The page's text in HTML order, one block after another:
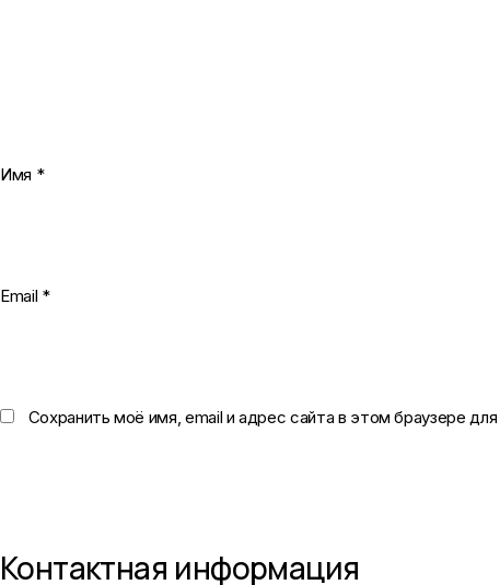
Имя *
Email *
Сохранить моё имя, email и адрес сайта в этом браузере
Контактная информация